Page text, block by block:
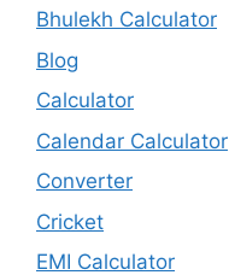
Bhulekh Calculator
Blog
Calculator
Calendar Calculator
Converter
Cricket
EMI Calculator